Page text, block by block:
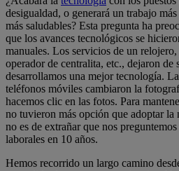
desigualdad, o generará un trabajo
más saludables? Esta pregunta ha
que los avances tecnológicos se
manuales. Los servicios de un
operador de centralita, etc., dejaron de
desarrollamos una mejor tecnología.
teléfonos móviles cambiaron la
hacemos clic en las fotos. Para
no tuvieron más opción que adoptar la
no es de extrañar que nos
laborales en 10 años.
Hemos recorrido un largo camino